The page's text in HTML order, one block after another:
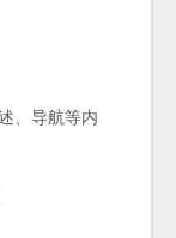
、导航等内